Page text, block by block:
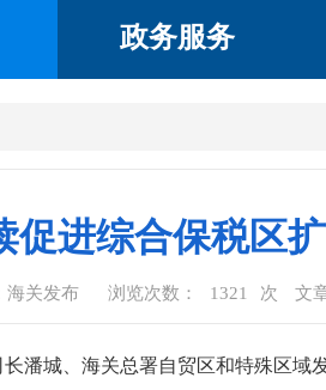
政务服务
进综合保税区
海关发布 浏览次数： 1321 次 文
潘城、海关总署自贸区和特殊区域